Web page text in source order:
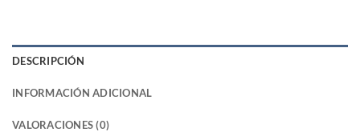
DESCRIPCIÓN
INFORMACIÓN ADICIONAL
VALORACIONES (0)